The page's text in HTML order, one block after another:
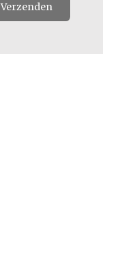
Verzenden